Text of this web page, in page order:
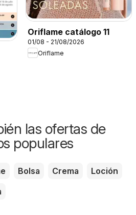
Oriflame catálogo 11
01/08 - 21/08/2026
Oriflame
las ofertas de
populares
Bolsa Crema
Loción